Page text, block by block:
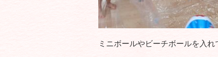
ミニボールやビーチボールを入れ